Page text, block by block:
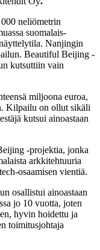
neliömetrin
suomalais-
Nanjingin
Beautiful Beijing -
kutsuttiin vain
miljoona euroa,
Kilpailu on ollut sikäli
kutsui ainoastaan
-projektia, jonka
arkkitehtuuria
osaamisen vientiä.
osallistui ainoastaan
jo 10 vuotta, joten
hyvin hoidettu ja
toimitusjohtaja